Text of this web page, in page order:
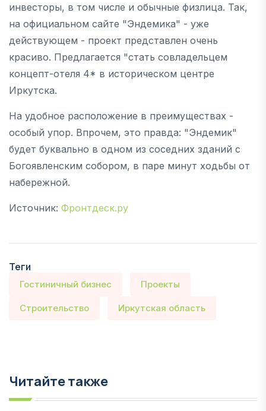
инвесторы, в том числе и обычные физлица. Так,
на официальном сайте "Эндемика" - уже
действующем - проект представлен очень
красиво. Предлагается "стать совладельцем
концепт-отеля 4* в историческом центре
Иркутска.
На удобное расположение в преимуществах -
особый упор. Впрочем, это правда: "Эндемик"
будет буквально в одном из соседних зданий с
Богоявленским собором, в паре минут ходьбы от
набережной.
Источник: Фронтдеск.ру
Теги
Гостиничный бизнес Проекты
Строительство Иркутская область
Читайте также